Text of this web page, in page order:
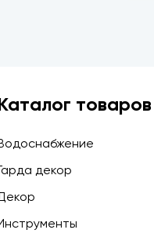
товаров
декор